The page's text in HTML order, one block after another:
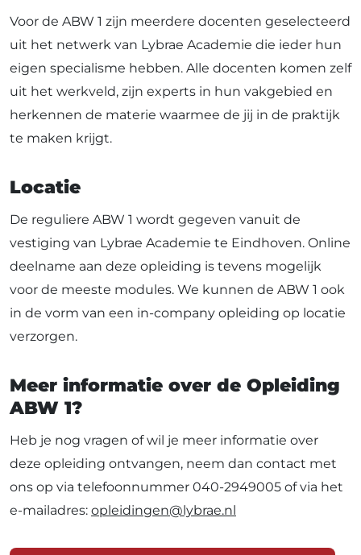
Voor de ABW 1 zijn meerdere docenten geselecteerd
uit het netwerk van Lybrae Academie die ieder hun
eigen specialisme hebben. Alle docenten komen zelf
uit het werkveld, zijn experts in hun vakgebied en
herkennen de materie waarmee de jij in de praktijk
te maken krijgt.
Locatie
De reguliere ABW 1 wordt gegeven vanuit de
vestiging van Lybrae Academie te Eindhoven. Online
deelname aan deze opleiding is tevens mogelijk
voor de meeste modules. We kunnen de ABW 1 ook
in de vorm van een in-company opleiding op locatie
verzorgen.
Meer informatie over de Opleiding
ABW 1?
Heb je nog vragen of wil je meer informatie over
deze opleiding ontvangen, neem dan contact met
ons op via telefoonnummer 040-2949005 of via het
e-mailadres: opleidingen@lybrae.nl